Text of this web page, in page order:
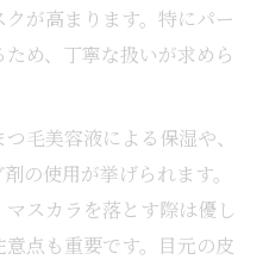
が高まります。特にパー
め、丁寧な扱いが求めら
毛美容液による保湿や、
の使用が挙げられます。
スカラを落とす際は優し
点も重要です。目元の皮